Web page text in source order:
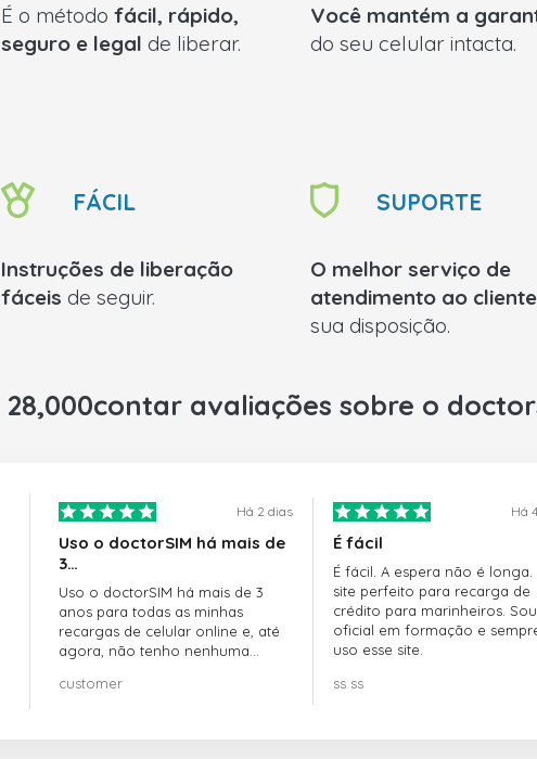
É o método fácil, rápido,
seguro e legal de liberar.
Você mantém a
do seu celular intacta.
FÁCIL
Instruções de liberação
fáceis de seguir.
SUPORTE
O melhor serviço de
atendimento ao cliente
sua disposição.
28,000contar avaliações sobre o
Há 2 dias
Uso o doctorSIM há mais de
3…
Uso o doctorSIM há mais de 3
anos para todas as minhas
recargas de celular online e, até
agora, não tenho nenhuma
customer
Há
É fácil
É fácil. A espera não é longa.
site perfeito para recarga de
crédito para marinheiros. Sou
oficial em formação e
uso esse site.
ss ss